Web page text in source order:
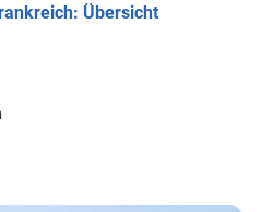
Übersicht